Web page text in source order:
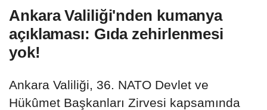
Ankara Valiliği'nden kumanya
açıklaması: Gıda zehirlenmesi
yok!
Ankara Valiliği, 36. NATO Devlet ve
Hükûmet Başkanları Zirvesi kapsamında